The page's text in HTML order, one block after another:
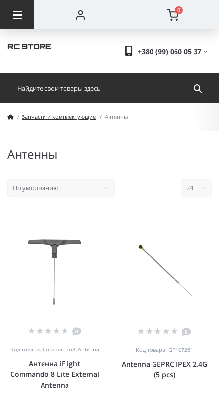
0
+380 (99) 060 05 37
Запчасти и комплектующие Антенны
Антенны
0
Код товара: Commando8_Antenna
Антенна iFlight
Commando 8 Lite External
Antenna
0
Код товара: GP107261
Antenna GEPRC IPEX 2.4G
(5 pcs)